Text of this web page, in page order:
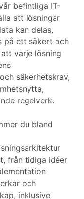
befintliga IT-
att lösningar
kan delas,
på ett säkert och
varje lösning
säkerhetskrav,
regelverk.
du bland
från tidiga idéer
och
inklusive